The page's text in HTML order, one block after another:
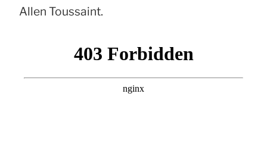
Allen Toussaint.